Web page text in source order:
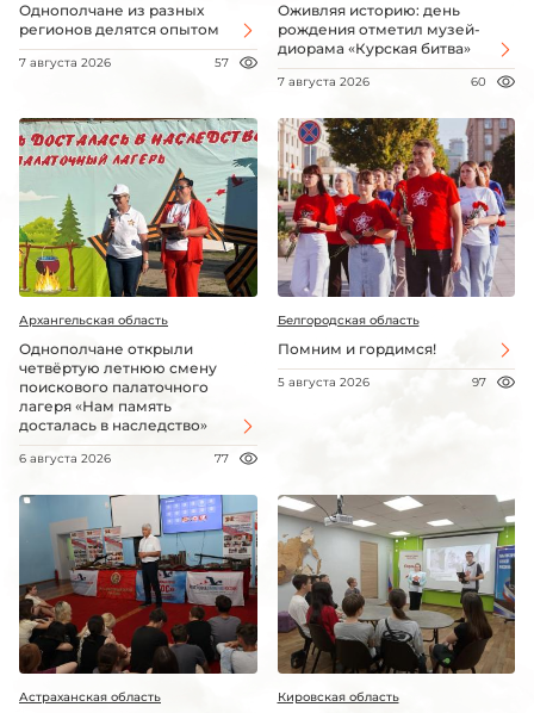
Однополчане из разных
регионов делятся опытом
7 августа 2026 57
Оживляя историю: день
рождения отметил музей-
диорама «Курская битва»
7 августа 2026 60
Архангельская область
Однополчане открыли
четвёртую летнюю смену
поискового палаточного
лагеря «Нам память
досталась в наследство»
6 августа 2026 77
Белгородская область
Помним и гордимся!
5 августа 2026 97
Астраханская область Кировская область